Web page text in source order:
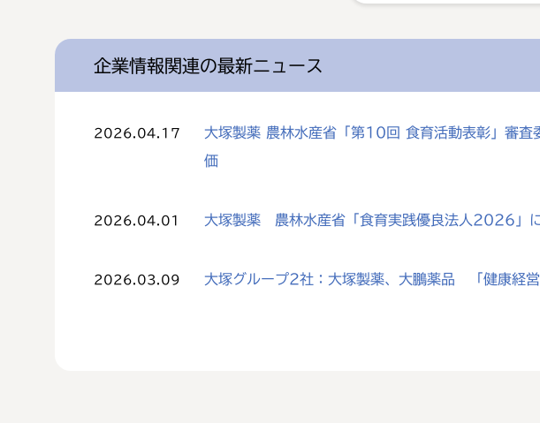
企業情報関連の最新ニュース
2026.04.17
大塚製薬 農林水産省「第10回 食育活動表彰」審査
価
2026.04.01 大塚製薬 農林水産省「食育実践優良法人2026」
2026.03.09 大塚グループ2社：大塚製薬、大鵬薬品 「健康